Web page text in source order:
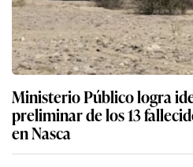
Ministerio Público logra
preliminar de los 13
en Nasca